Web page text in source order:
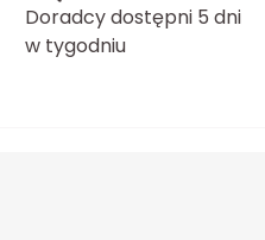
Doradcy dostępni 5 dni
w tygodniu